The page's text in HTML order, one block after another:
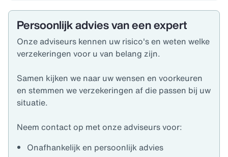
Persoonlijk advies van een expert
Onze adviseurs kennen uw risico's en weten welke
verzekeringen voor u van belang zijn.
Samen kijken we naar uw wensen en voorkeuren
en stemmen we verzekeringen af die passen bij uw
situatie.
Neem contact op met onze adviseurs voor:
Onafhankelijk en persoonlijk advies